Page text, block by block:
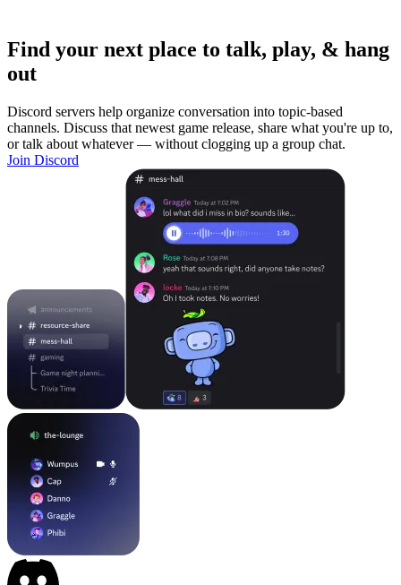
Find your next place to talk, play, & hang
out
Discord servers help organize conversation into topic-based
channels. Discuss that newest game release, share what you're up to,
or talk about whatever — without clogging up a group chat.
Join Discord